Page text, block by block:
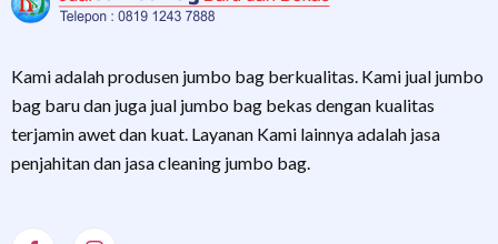
Kami adalah produsen jumbo bag berkualitas. Kami jual jumbo
bag baru dan juga jual jumbo bag bekas dengan kualitas
terjamin awet dan kuat. Layanan Kami lainnya adalah jasa
penjahitan dan jasa cleaning jumbo bag.